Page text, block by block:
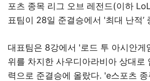
포츠 종목 리그 오브 레전드(이하
표팀이 28일 준결승에서 '최대 난적’
대표팀은 8강에서 '로드 투 아시안게
위를 차지한 사우디아라비아 상대로
력으로 준결승에 올랐다. 'e스포츠 종